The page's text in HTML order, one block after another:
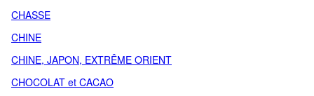
CHASSE
CHINE
CHINE, JAPON, EXTRÊME ORIENT
CHOCOLAT et CACAO